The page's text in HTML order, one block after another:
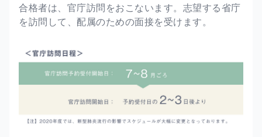
合格者は、官庁訪問をおこないます。志望する省庁
を訪問して、配属のための面接を受けます。